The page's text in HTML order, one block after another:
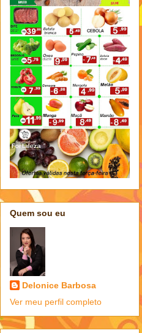
Quem sou eu
Delonice Barbosa
Ver meu perfil completo